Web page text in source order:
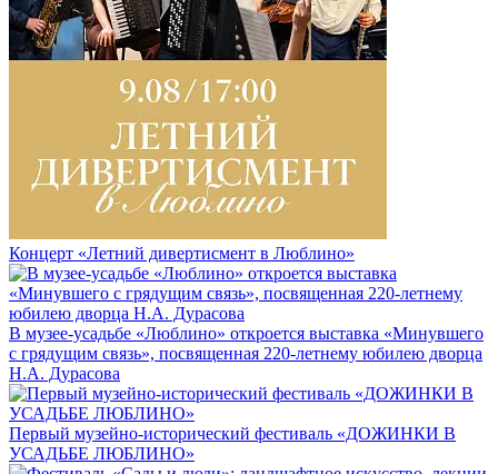
Концерт «Летний дивертисмент в Люблино»
В музее-усадьбе «Люблино» откроется выставка «Минувшего
с грядущим связь», посвященная 220-летнему юбилею дворца
Н.А. Дурасова
Первый музейно-исторический фестиваль «ДОЖИНКИ В
УСАДЬБЕ ЛЮБЛИНО»